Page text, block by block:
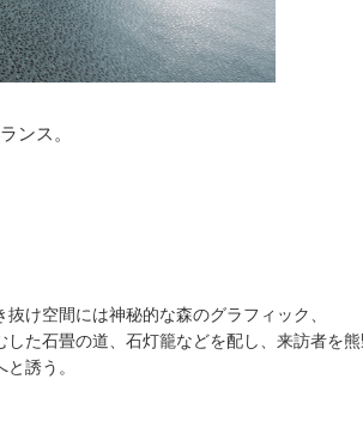
ンス。
抜け空間には神秘的な森のグラフィック、
した石畳の道、石灯籠などを配し、来訪者を
と誘う。